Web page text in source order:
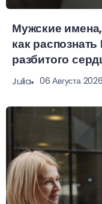
Мужские
как
разбитого
Julia 06 Августа 2026